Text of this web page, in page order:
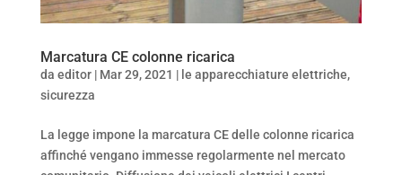
Marcatura CE colonne ricarica
da editor| Mar 29, 2021 | le apparecchiature elettriche,
sicurezza
La legge impone la marcatura CE delle colonne ricarica
affinché vengano immesse regolarmente nel mercato